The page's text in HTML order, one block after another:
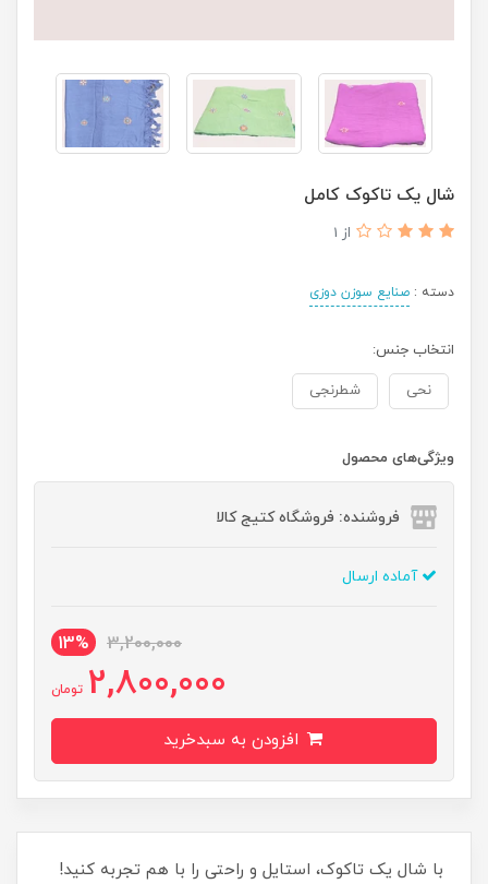
شال یک تاکوک کامل
از 1
دسته : صنایع سوزن دوزی
انتخاب جنس:
نحی شطرنجی
ویژگی‌های محصول
فروشنده: فروشگاه کتیج کالا
آماده ارسال
3,200,000
13%
2,800,000 تومان
با شال یک تاکوک، استایل و راحتی را با هم تجربه کنید!